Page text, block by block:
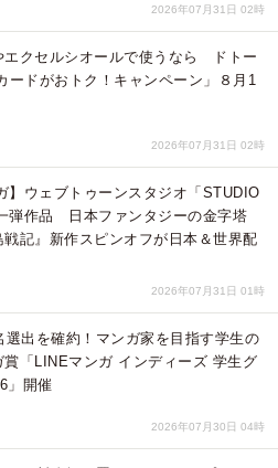
2026年07月31日 02時
エクセルシオールで使うなら ドトー
ードがおトク！キャンペーン」８月1
2026年07月31日 02時
】ウェブトゥーンスタジオ「STUDIO
弾作品 日本ファンタジーの金字塔
戦記』新作スピンオフが日本＆世界配
2026年07月31日 01時
選出を確約！マンガ家を目指す学生の
賞「LINEマンガ インディーズ 学生グ
」開催
2026年07月30日 04時